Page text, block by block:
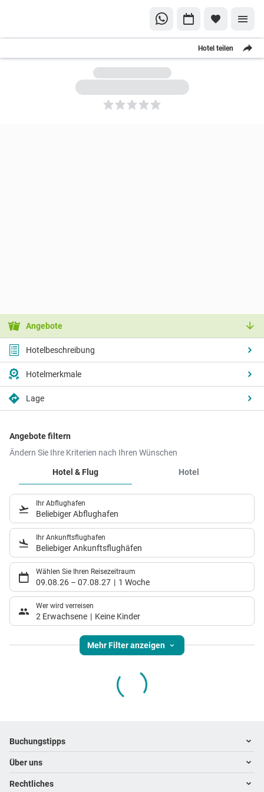
Hotel teilen
5
Angebote
Hotelbeschreibung
Hotelmerkmale
Lage
Angebote filtern
Ändern Sie Ihre Kriterien nach Ihren Wünschen
Hotel & Flug
Hotel
Ihr Abflughafen
Beliebiger Abflughafen
Ihr Ankunftsflughafen
Beliebiger Ankunftsflughäfen
Wählen Sie Ihren Reisezeitraum
09.08.26 – 07.08.27 1 Woche
Wer wird verreisen
2 Erwachsene Keine Kinder
Mehr Filter anzeigen
Footer navigation
Buchungstipps
Warum im Reisebüro buchen
Hoteltipps
Über uns
Kontakt
Rechtliches